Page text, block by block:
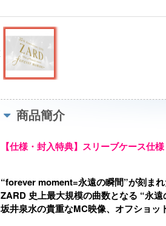
商品簡介
【仕様・封入特典】スリーブケース仕
“forever moment=永遠の瞬間”が刻ま
ZARD 史上最大規模の曲数となる “永
坂井泉水の貴重なMC映像、オフショッ